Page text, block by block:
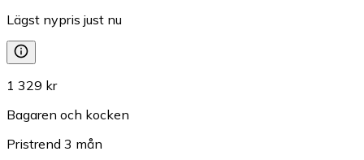
Lägst nypris just nu
1 329 kr
Bagaren och kocken
Pristrend 3 mån